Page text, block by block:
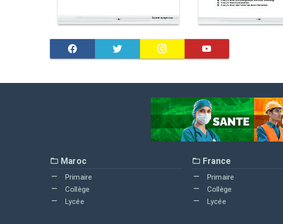
Maroc
Primaire
Collège
Lycée
France
Primaire
Collège
Lycée